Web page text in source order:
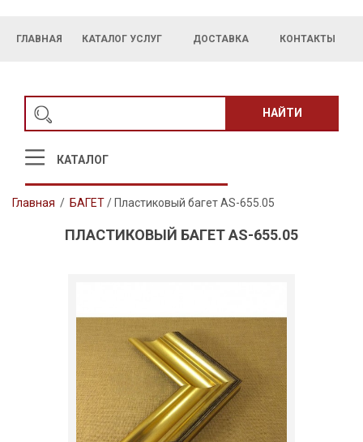
ГЛАВНАЯ КАТАЛОГ УСЛУГ ДОСТАВКА КОНТАКТЫ
НАЙТИ
КАТАЛОГ
Главная / БАГЕТ/ Пластиковый багет AS-655.05
ПЛАСТИКОВЫЙ БАГЕТ AS-655.05